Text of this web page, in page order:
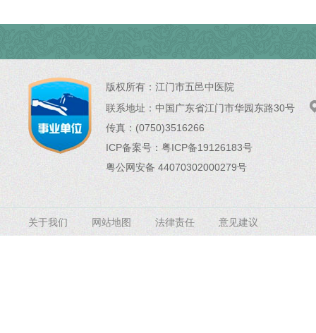
版权所有： 江门市五邑中医院
联系地址：中国广东省江门市华园东路30号
传真：(0750)3516266
ICP备案号： 粤ICP备19126183号
粤公网安备 44070302000279号
关于我们 网站地图 法律责任 意见建议